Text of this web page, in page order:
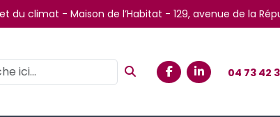
du climat - Maison de l’Habitat - 129, avenue de la
04 73 42